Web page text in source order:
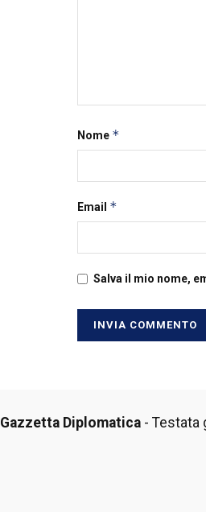
Nome *
Email *
Salva il mio nome,
Gazzetta Diplomatica- Testata